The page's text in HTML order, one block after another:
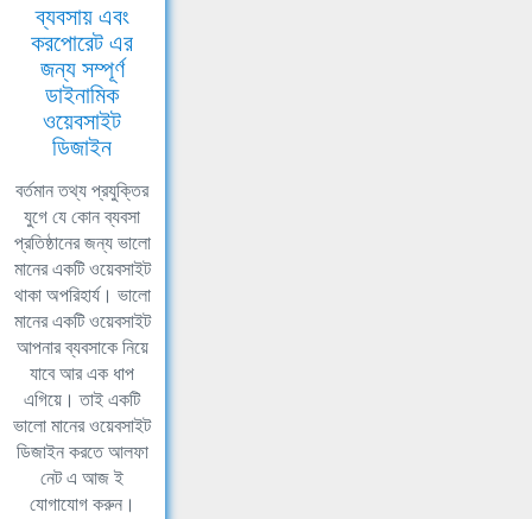
ব্যবসায় এবং
করপোরেট এর
জন্য সম্পূর্ণ
ডাইনামিক
ওয়েবসাইট
ডিজাইন
বর্তমান তথ্য প্রযুক্তির
যুগে যে কোন ব্যবসা
প্রতিষ্ঠানের জন্য ভালো
মানের একটি ওয়েবসাইট
থাকা অপরিহার্য। ভালো
মানের একটি ওয়েবসাইট
আপনার ব্যবসাকে নিয়ে
যাবে আর এক ধাপ
এগিয়ে। তাই একটি
ভালো মানের ওয়েবসাইট
ডিজাইন করতে আলফা
নেট এ আজ ই
যোগাযোগ করুন।